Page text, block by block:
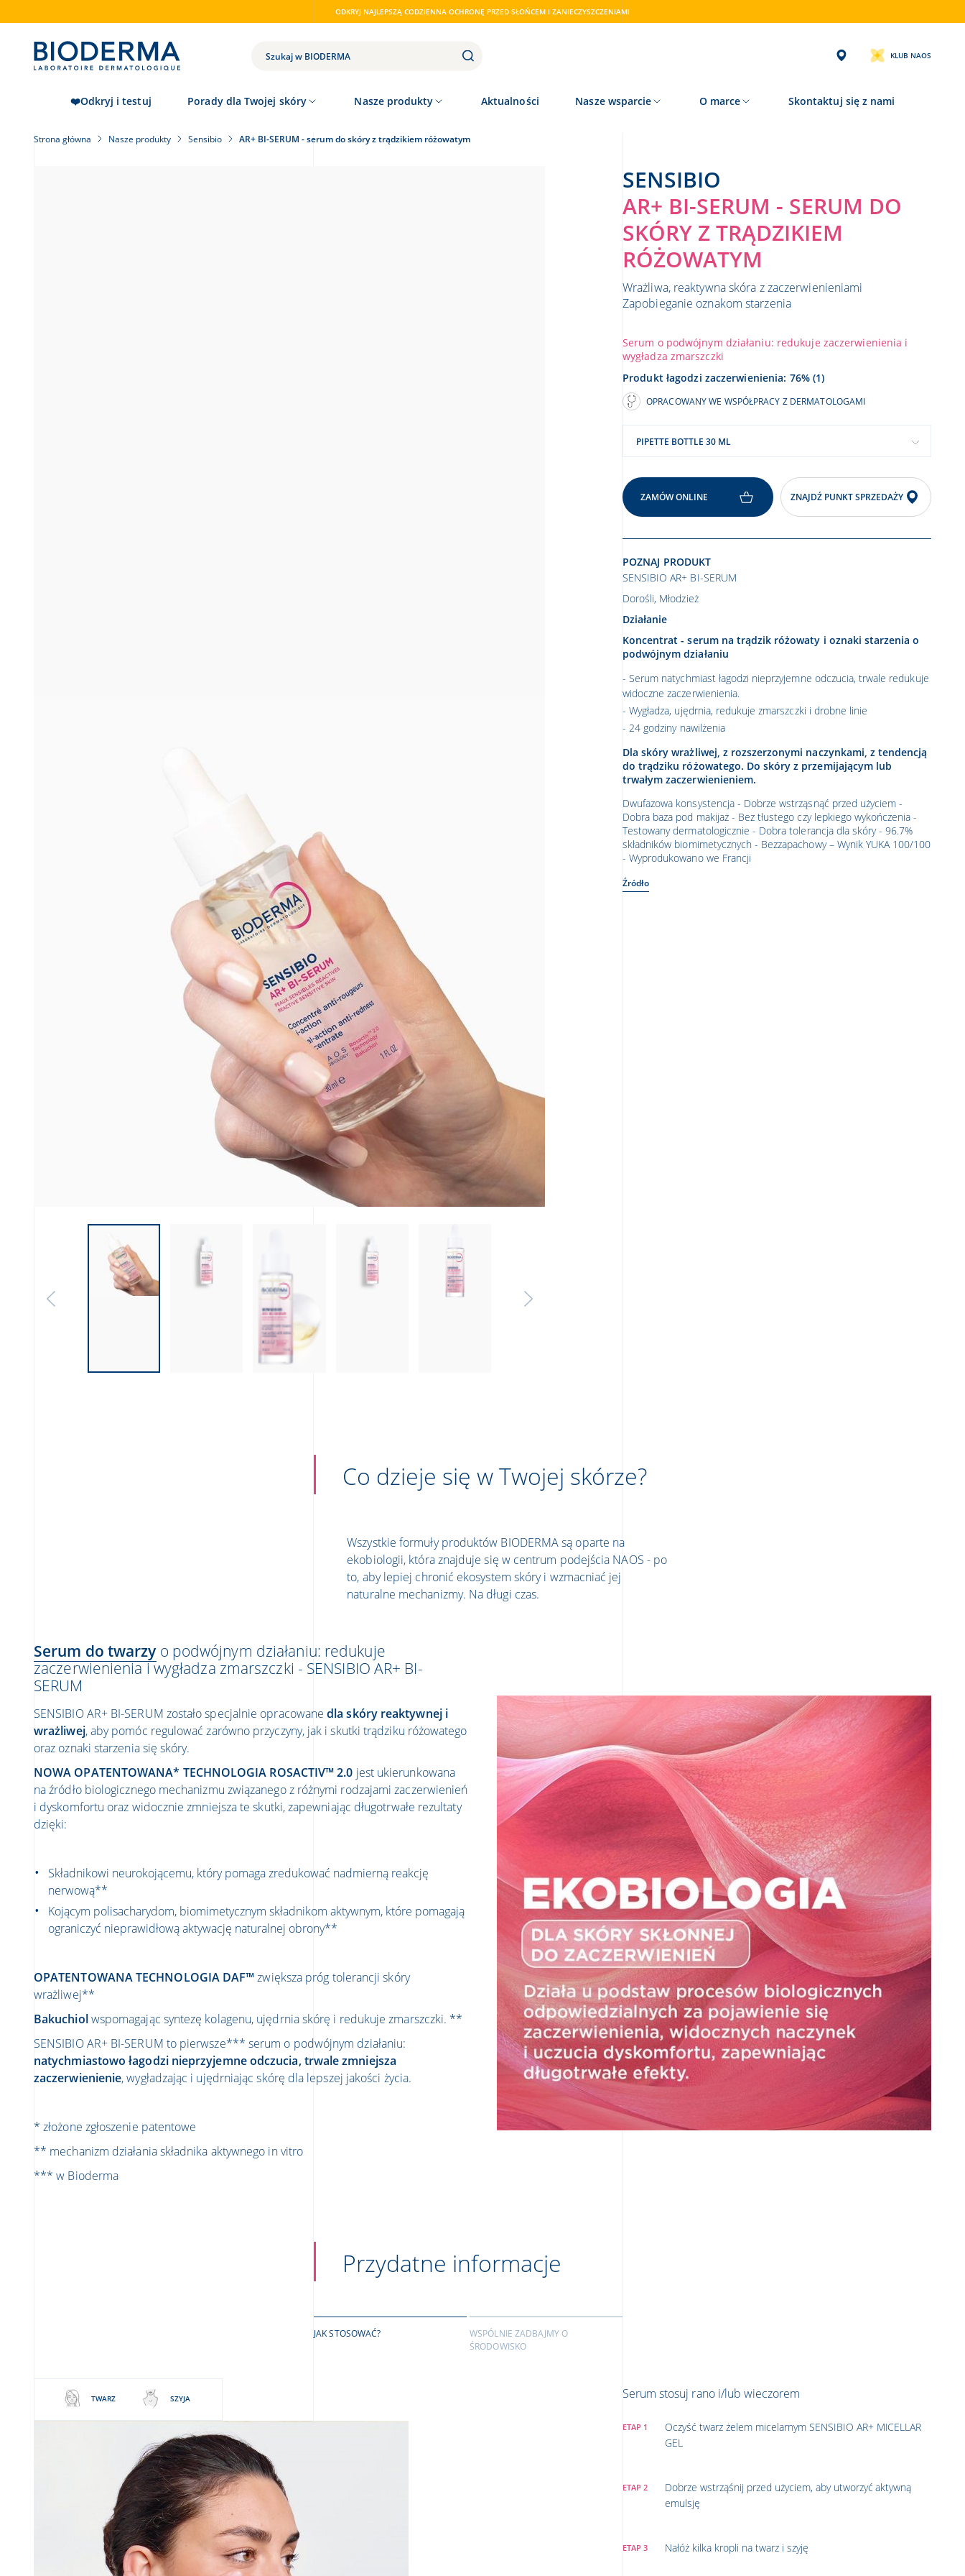
ODKRYJ NAJLEPSZĄ CODZIENNA OCHRONĘ PRZED SŁOŃCEM I ZANIECZYSZCZENIAMI
WYSZUKIWANIA
KLUB NAOS
❤️Odkryj i testuj Porady dla Twojej skóry Nasze produkty Aktualności Nasze wsparcie O marce Skontaktuj się z nami
Strona główna Nasze produkty Sensibio AR+ BI-SERUM - serum do skóry z trądzikiem różowatym
SENSIBIO
AR+ BI-SERUM - SERUM DO
SKÓRY Z TRĄDZIKIEM
RÓŻOWATYM
Wrażliwa, reaktywna skóra z zaczerwienieniami
Zapobieganie oznakom starzenia
Serum o podwójnym działaniu: redukuje zaczerwienienia i
wygładza zmarszczki
Produkt łagodzi zaczerwienienia: 76% (1)
OPRACOWANY WE WSPÓŁPRACY Z DERMATOLOGAMI
PIPETTE BOTTLE 30 ML
ZAMÓW ONLINE ZNAJDŹ PUNKT SPRZEDAŻY
POZNAJ PRODUKT
SENSIBIO AR+ BI-SERUM
Dorośli, Młodzież
Działanie
Koncentrat - serum na trądzik różowaty i oznaki starzenia o
podwójnym działaniu
Serum natychmiast łagodzi nieprzyjemne odczucia, trwale redukuje
widoczne zaczerwienienia.
Wygładza, ujędrnia, redukuje zmarszczki i drobne linie
24 godziny nawilżenia
Dla skóry wrażliwej, z rozszerzonymi naczynkami, z tendencją
do trądziku różowatego. Do skóry z przemijającym lub
trwałym zaczerwienieniem.
Dwufazowa konsystencja - Dobrze wstrząsnąć przed użyciem -
Dobra baza pod makijaż - Bez tłustego czy lepkiego wykończenia -
Testowany dermatologicznie - Dobra tolerancja dla skóry - 96.7%
składników biomimetycznych - Bezzapachowy – Wynik YUKA 100/100
- Wyprodukowano we Francji
Źródło
Co dzieje się w Twojej skórze?
Wszystkie formuły produktów BIODERMA są oparte na
ekobiologii, która znajduje się w centrum podejścia NAOS - po
to, aby lepiej chronić ekosystem skóry i wzmacniać jej
naturalne mechanizmy. Na długi czas.
Serum do twarzyo podwójnym działaniu: redukuje
zaczerwienienia i wygładza zmarszczki - SENSIBIO AR+ BI-
SERUM
SENSIBIO AR+ BI-SERUM zostało specjalnie opracowanedla skóry reaktywnej i
wrażliwej, aby pomóc regulować zarówno przyczyny, jak i skutki trądziku różowatego
oraz oznaki starzenia się skóry.
NOWA OPATENTOWANA* TECHNOLOGIA ROSACTIV™ 2.0 jest ukierunkowana
na źródło biologicznego mechanizmu związanego z różnymi rodzajami zaczerwienień
i dyskomfortu oraz widocznie zmniejsza te skutki, zapewniając długotrwałe rezultaty
dzięki:
Składnikowi neurokojącemu, który pomaga zredukować nadmierną reakcję
nerwową**
Kojącym polisacharydom, biomimetycznym składnikom aktywnym, które pomagają
ograniczyć nieprawidłową aktywację naturalnej obrony**
OPATENTOWANA TECHNOLOGIA DAF™zwiększa próg tolerancji skóry
wrażliwej**
Bakuchiolwspomagając syntezę kolagenu, ujędrnia skórę i redukuje zmarszczki. **
SENSIBIO AR+ BI-SERUM to pierwsze*** serum o podwójnym działaniu:
natychmiastowo łagodzi nieprzyjemne odczucia, trwale zmniejsza
zaczerwienienie, wygładzając i ujędrniając skórę dla lepszej jakości życia.
* złożone zgłoszenie patentowe
** mechanizm działania składnika aktywnego in vitro
*** w Bioderma
Przydatne informacje
JAK STOSOWAĆ?
WSPÓLNIE ZADBAJMY O
ŚRODOWISKO
TWARZ SZYJA Serum stosuj rano i/lub wieczorem
ETAP 1
Oczyść twarz żelem micelarnym SENSIBIO AR+ MICELLAR
GEL
ETAP 2
Dobrze wstrząśnij przed użyciem, aby utworzyć aktywną
emulsję
ETAP 3 Nałóż kilka kropli na twarz i szyję